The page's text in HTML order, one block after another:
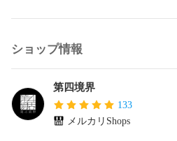
ショップ情報
第四境界
133
メルカリShops